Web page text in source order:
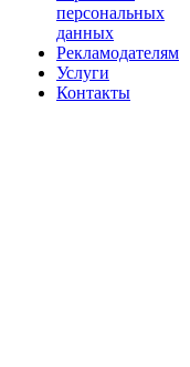
персональных
данных
Рекламодателям
Услуги
Контакты